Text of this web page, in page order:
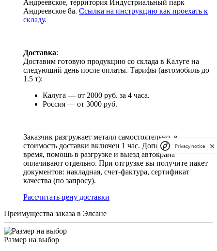
Андреевское, территория Индустриальный парк
Андреевское 8а. Ссылка на инструкцию как проехать к
складу.
Доставка:
Доставим готовую продукцию со склада в Калуге на
следующий день после оплаты. Тарифы (автомобиль до
1.5 т):
Калуга — от 2000 руб. за 4 часа.
Россия — от 3000 руб.
Заказчик разгружает металл самостоятельно, в
стоимость доставки включен 1 час. Дополнительное
время, помощь в разгрузке и выезд автокрана
оплачивают отдельно. При отгрузке вы получите пакет
документов: накладная, счет-фактура, сертификат
качества (по запросу).
Раcсчитать цену доставки
Преимущества заказа в Элсане
Размер на выбор
Privacy notice